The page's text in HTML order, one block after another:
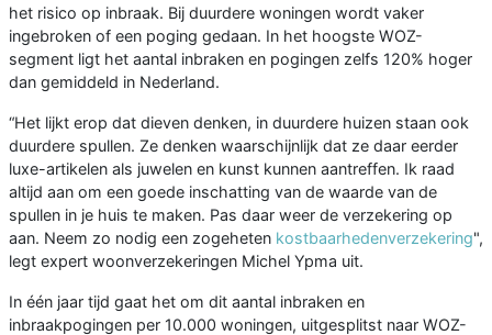
het risico op inbraak. Bij duurdere woningen wordt vaker
ingebroken of een poging gedaan. In het hoogste WOZ-
segment ligt het aantal inbraken en pogingen zelfs 120% hoger
dan gemiddeld in Nederland.
“Het lijkt erop dat dieven denken, in duurdere huizen staan ook
duurdere spullen. Ze denken waarschijnlijk dat ze daar eerder
luxe-artikelen als juwelen en kunst kunnen aantreffen. Ik raad
altijd aan om een goede inschatting van de waarde van de
spullen in je huis te maken. Pas daar weer de verzekering op
aan. Neem zo nodig een zogeheten kostbaarhedenverzekering",
legt expert woonverzekeringen Michel Ypma uit.
In één jaar tijd gaat het om dit aantal inbraken en
inbraakpogingen per 10.000 woningen, uitgesplitst naar WOZ-